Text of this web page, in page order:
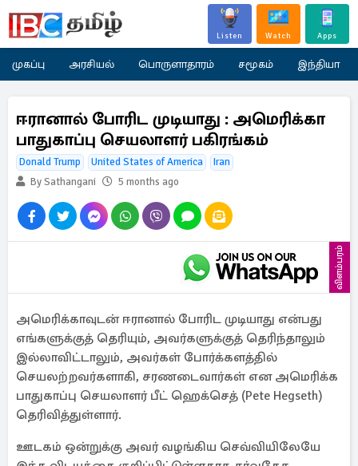
Listen Watch Apps
முகப்பு அரசியல் பொருளாதாரம் சமூகம் இந்தியா
ஈரானால் போரிட முடியாது : அமெரிக்கா
பாதுகாப்பு செயலாளர் பகிரங்கம்
Donald Trump United States of America
Iran
By Sathangani
5 months ago
விளம்பரம்
அமெரிக்காவுடன் ஈரானால் போரிட முடியாது என்பது
எங்களுக்குத் தெரியும், அவர்களுக்குத் தெரிந்தாலும்
இல்லாவிட்டாலும், அவர்கள் போர்க்களத்தில்
செயலற்றவர்களாகி, சரணடைவார்கள் என அமெரிக்க
பாதுகாப்பு செயலாளர் பீட் ஹெக்செத் (Pete Hegseth)
தெரிவித்துள்ளார்.
ஊடகம் ஒன்றுக்கு அவர் வழங்கிய செவ்வியிலேயே